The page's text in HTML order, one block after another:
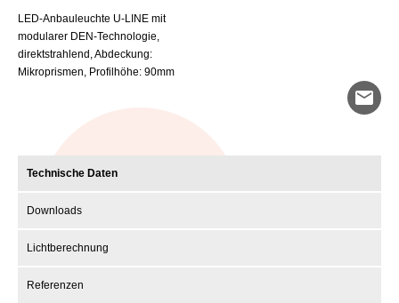
LED-Anbauleuchte U-LINE mit
modularer DEN-Technologie,
direktstrahlend, Abdeckung:
Mikroprismen, Profilhöhe: 90mm
mail
Technische Daten
Downloads
Lichtberechnung
Referenzen